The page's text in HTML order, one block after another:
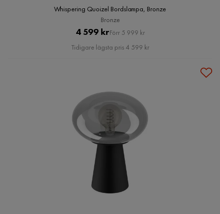
Whispering Quoizel Bordslampa, Bronze
Bronze
Pris
4 599 krOriginal
Pris
Förr 5 999 kr
Tidigare lägsta pris 4 599 kr